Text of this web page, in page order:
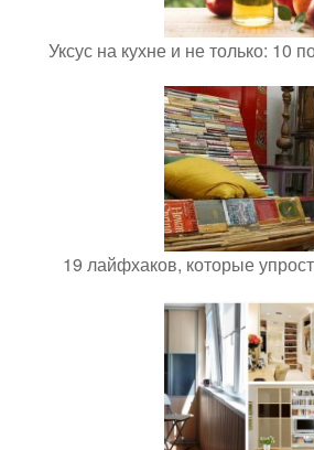
Уксус на кухне и не только: 10
19 лайфхаков, которые